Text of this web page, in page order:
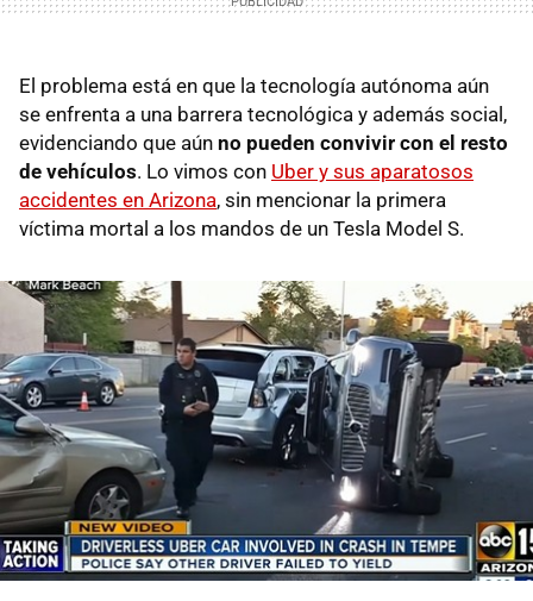
El problema está en que la tecnología autónoma aún
se enfrenta a una barrera tecnológica y además social,
evidenciando que aún no pueden convivir con el resto
de vehículos. Lo vimos con Uber y sus aparatosos
accidentes en Arizona, sin mencionar la primera
víctima mortal a los mandos de un Tesla Model S.